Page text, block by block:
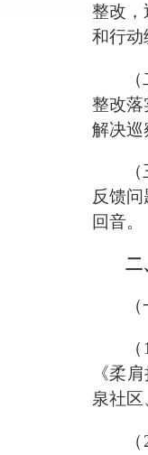
整改，
和行动
整改落
解决巡
反馈
回音。
二
（ 1
《柔肩
泉社
（